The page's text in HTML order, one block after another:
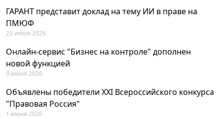
ГАРАНТ представит доклад на тему ИИ в праве на
ПМЮФ
23 июня 2026
Онлайн-сервис "Бизнес на контроле" дополнен
новой функцией
9 июня 2026
Объявлены победители XXI Всероссийского конкурса
"Правовая Россия"
1 июня 2026